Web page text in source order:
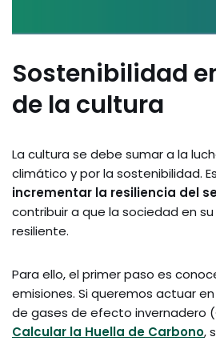
Sostenibilidad
de la cultura
La cultura se debe sumar a la
climático y por la sostenibilidad.
incrementar la resiliencia del
contribuir a que la sociedad en
resiliente.
Para ello, el primer paso es
emisiones. Si queremos actuar
de gases de efecto invernadero
Calcular la Huella de Carbono,